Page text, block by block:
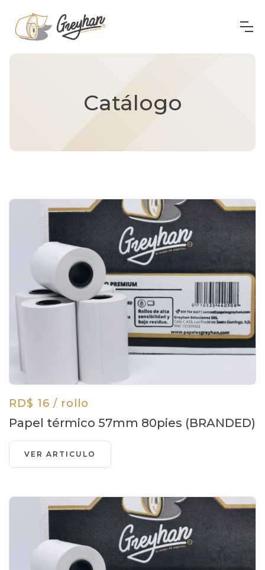
Catálogo
RD$ 16 / rollo
Papel térmico 57mm 80pies (BRANDED)
VER ARTICULO